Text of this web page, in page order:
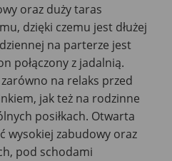
oraz duży taras
dzięki czemu jest dłużej
na parterze jest
połączony z jadalnią.
na relaks przed
jak też na rodzinne
posiłkach. Otwarta
wysokiej zabudowy oraz
pod schodami